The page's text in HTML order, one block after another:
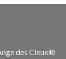
des Cieux®